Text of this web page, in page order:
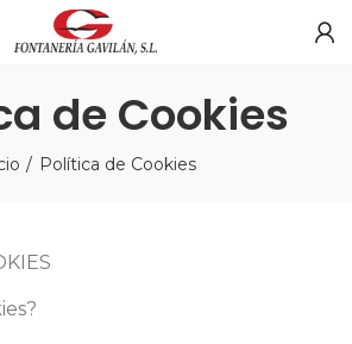
de Cookies
Política de Cookies